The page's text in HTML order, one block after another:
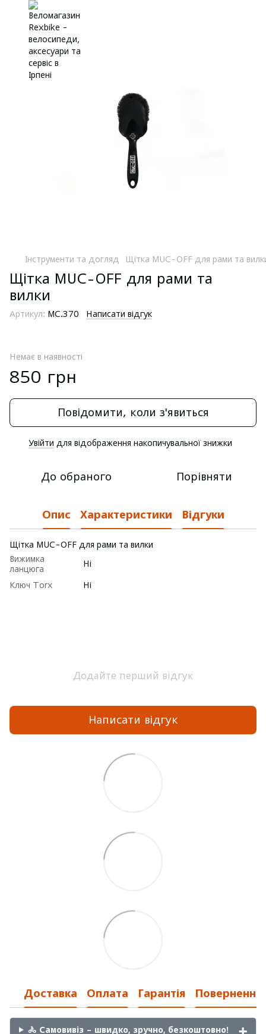
Інструменти та догляд Щітка MUC-OFF для рами та
Щітка MUC-OFF для рами та
вилки
Артикул: MC.370 Написати відгук
Немає в наявності
850 грн
Повідомити, коли з'явиться
Увійти для відображення накопичувальної знижки
До обраного Порівняти
Опис Характеристики Відгуки
Щітка MUC-OFF для рами та вилки
Вижимка
ланцюга
Ні
Ключ Torx Ні
Додайте перший відгук
Написати відгук
Доставка Оплата Гарантія Повернення
🚴 Самовивіз – швидко, зручно, безкоштовно!